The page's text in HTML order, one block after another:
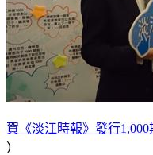
賀《淡江時報》發行1,000
）